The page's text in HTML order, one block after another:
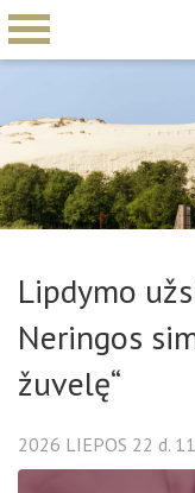
Lipdymo
Neringos
žuvelę“
2026 LIEPOS 22 d.